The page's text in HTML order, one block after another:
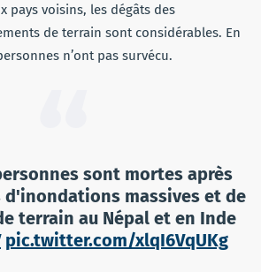
pays voisins, les dégâts des
de terrain sont considérables. En
n’ont pas survécu.
sont mortes après
massives et de
terrain au Népal et en Inde
pic.twitter.com/xlqI6VqUKg